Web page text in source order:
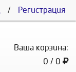
/ Регистрация
Ваша корзина:
0 / 0